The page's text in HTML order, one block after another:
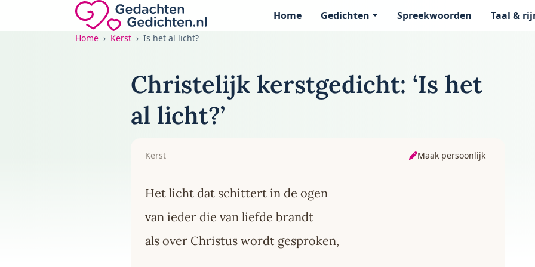
Direct naar de inhoud
Gedachten-Gedichten.nl — naar de homepage
Home Gedichten Spreekwoorden Taal &
Home Kerst Is het al licht?
Christelijk kerstgedicht: ‘Is het
al licht?’
Kerst Maak persoonlijk
Het licht dat schittert in de ogen
van ieder die van liefde brandt
als over Christus wordt gesproken,